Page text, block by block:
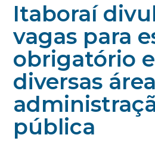
Itaboraí
vagas para
obrigatório
diversas
pública